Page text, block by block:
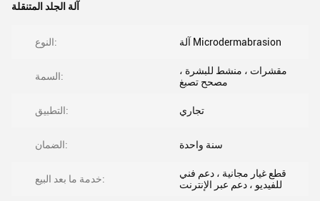
آلة الجلد المتنقلة
النوع: آلة Microdermabrasion
السمة:
مقشرات ، منشط للبشرة ،
مصحح تصبغ
التطبيق: تجاري
الضمان: سنة واحدة
خدمة ما بعد البيع:
قطع غيار مجانية ، دعم فني
للفيديو ، دعم عبر الإنترنت